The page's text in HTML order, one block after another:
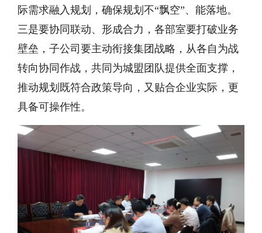
际需求融入规划，确保规划不“飘空”、能落地。
三是要协同联动、形成合力，各部室要打破业务
壁垒，子公司要主动衔接集团战略，从各自为战
转向协同作战，共同为城盟团队提供全面支撑，
推动规划既符合政策导向，又贴合企业实际，更
具备可操作性。